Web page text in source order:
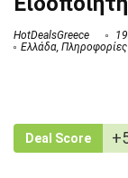
HotDealsGreece
Ελλάδα,
Deal Score